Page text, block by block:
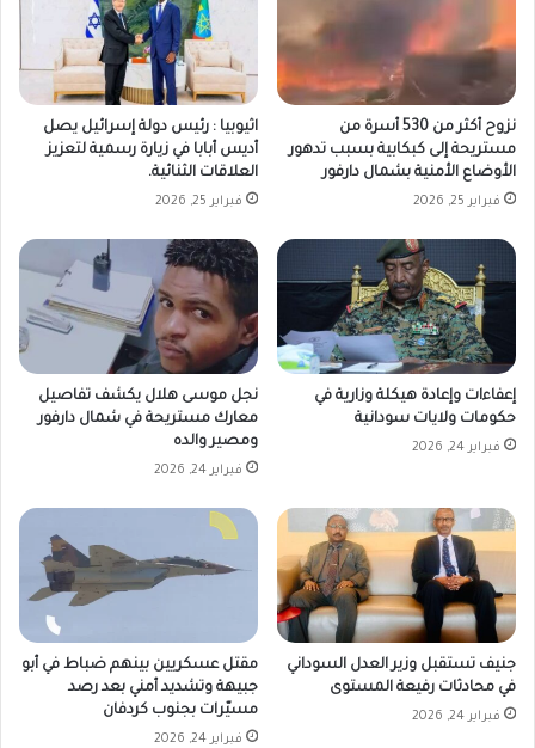
نزوح أكثر من 530 أسرة من
مستريحة إلى كبكابية بسبب تدهور
الأوضاع الأمنية بشمال دارفور
فبراير 25, 2026
اثيوبيا : رئيس دولة إسرائيل يصل
أديس أبابا في زيارة رسمية لتعزيز
العلاقات الثنائية.
فبراير 25, 2026
إعفاءات وإعادة هيكلة وزارية في
حكومات ولايات سودانية
فبراير 24, 2026
نجل موسى هلال يكشف تفاصيل
معارك مستريحة في شمال دارفور
ومصير والده
فبراير 24, 2026
جنيف تستقبل وزير العدل السوداني
في محادثات رفيعة المستوى
فبراير 24, 2026
مقتل عسكريين بينهم ضباط في أبو
جبيهة وتشديد أمني بعد رصد
مسيّرات بجنوب كردفان
فبراير 24, 2026